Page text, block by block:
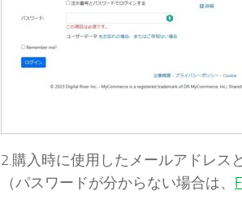
2.購入時に使用したメールアドレス
（パスワードが分からない場合は、